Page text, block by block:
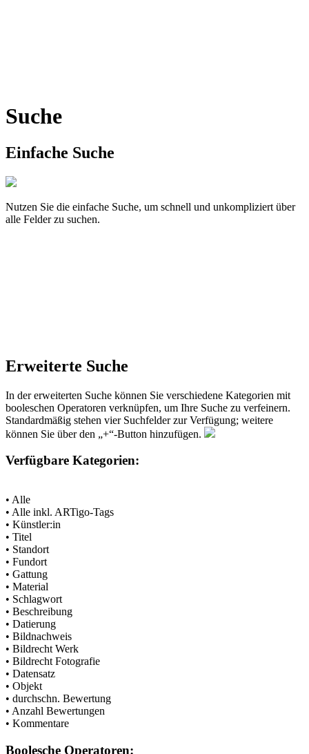
Suche
Einfache Suche
Nutzen Sie die einfache Suche, um schnell und unkompliziert über
alle Felder zu suchen.
Erweiterte Suche
In der erweiterten Suche können Sie verschiedene Kategorien mit
booleschen Operatoren verknüpfen, um Ihre Suche zu verfeinern.
Standardmäßig stehen vier Suchfelder zur Verfügung; weitere
können Sie über den „+“-Button hinzufügen.
Verfügbare Kategorien:
• Alle
• Alle inkl. ARTigo-Tags
• Künstler:in
• Titel
• Standort
• Fundort
• Gattung
• Material
• Schlagwort
• Beschreibung
• Datierung
• Bildnachweis
• Bildrecht Werk
• Bildrecht Fotografie
• Datensatz
• Objekt
• durchschn. Bewertung
• Anzahl Bewertungen
• Kommentare
Boolesche Operatoren: